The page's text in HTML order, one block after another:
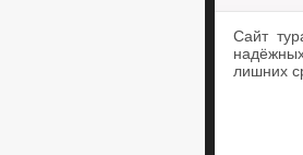
Сайт
лишних